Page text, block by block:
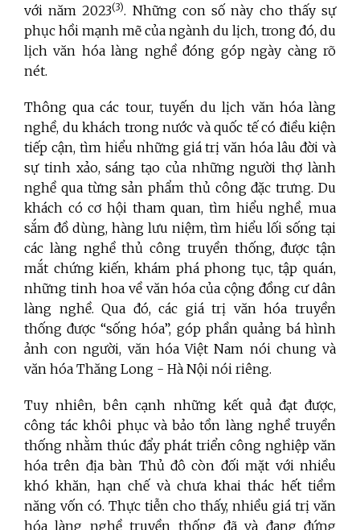
với năm 2023(3). Những con số này cho thấy sự
phục hồi mạnh mẽ của ngành du lịch, trong đó, du
lịch văn hóa làng nghề đóng góp ngày càng rõ
nét.
Thông qua các tour, tuyến du lịch văn hóa làng
nghề, du khách trong nước và quốc tế có điều kiện
tiếp cận, tìm hiểu những giá trị văn hóa lâu đời và
sự tinh xảo, sáng tạo của những người thợ lành
nghề qua từng sản phẩm thủ công đặc trưng. Du
khách có cơ hội tham quan, tìm hiểu nghề, mua
sắm đồ dùng, hàng lưu niệm, tìm hiểu lối sống tại
các làng nghề thủ công truyền thống, được tận
mắt chứng kiến, khám phá phong tục, tập quán,
những tinh hoa về văn hóa của cộng đồng cư dân
làng nghề. Qua đó, các giá trị văn hóa truyền
thống được “sống hóa”, góp phần quảng bá hình
ảnh con người, văn hóa Việt Nam nói chung và
văn hóa Thăng Long - Hà Nội nói riêng.
Tuy nhiên, bên cạnh những kết quả đạt được,
công tác khôi phục và bảo tồn làng nghề truyền
thống nhằm thúc đẩy phát triển công nghiệp văn
hóa trên địa bàn Thủ đô còn đối mặt với nhiều
khó khăn, hạn chế và chưa khai thác hết tiềm
năng vốn có. Thực tiễn cho thấy, nhiều giá trị văn
hóa làng nghề truyền thống đã và đang đứng